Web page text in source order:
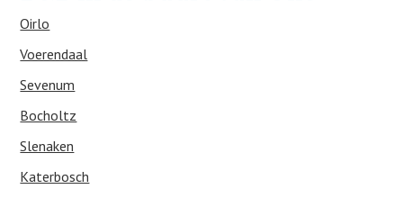
Oirlo
Voerendaal
Sevenum
Bocholtz
Slenaken
Katerbosch